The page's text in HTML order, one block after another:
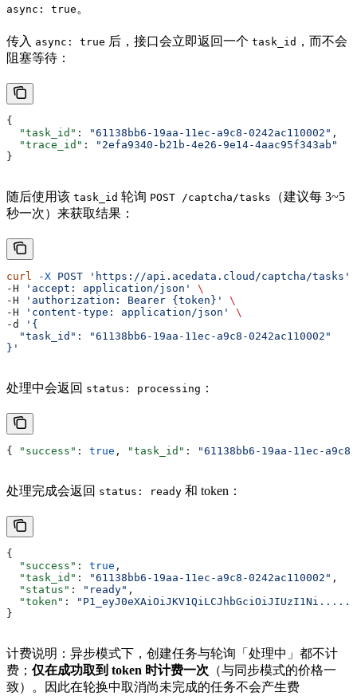
async: true。
传入 async: true 后，接口会立即返回一个 task_id ，而不会
阻塞等待：
{
  "task_id"
: "61138bb6-19aa-11ec-a9c8-0242ac110002" ,
  "trace_id"
:
"2efa9340-b21b-4e26-9e14-4aac95f343ab"
}
随后使用该 task_id 轮询 POST /captcha/tasks
（建议每 3~5
秒一次）来获取结果：
curl -X POST 'https://api.acedata.cloud/captcha/tasks'
-H
'accept: application/json'
\
-H
'authorization: Bearer {token}'
\
-H
'content-type: application/json'
\
-d
'{
  "task_id": "61138bb6-19aa-11ec-a9c8-0242ac110002"
}'
处理中会返回 status: processing ：
{ "success" : true , "task_id" : "61138bb6-19aa-11ec-
处理完成会返回 status: ready 和 token：
{
  "success"
: true ,
  "task_id"
: "61138bb6-19aa-11ec-a9c8-0242ac110002" ,
  "status"
: "ready" ,
  "token"
:
}
计费说明：异步模式下，创建任务与轮询「处理中」都不计
费； 仅在成功取到 token 时计费一次 （与同步模式的价格一
致）。因此在轮换中取消尚未完成的任务不会产生费